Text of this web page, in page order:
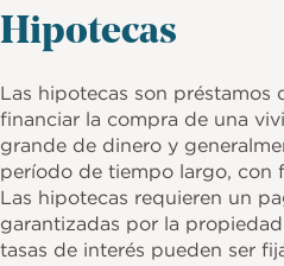
Hipotecas
Las hipotecas son préstamos
financiar la compra de una
grande de dinero y
período de tiempo largo, con
Las hipotecas requieren un
garantizadas por la
tasas de interés pueden ser